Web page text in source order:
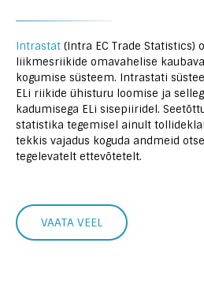
Intrastat (Intra EC Trade Statistics)
liikmesriikide omavahelise
kogumise süsteem. Intrastati
ELi riikide ühisturu loomise ja
kadumisega ELi sisepiiridel.
statistika tegemisel ainult
tekkis vajadus koguda andmeid
tegelevatelt ettevõtetelt.
VAATA VEEL